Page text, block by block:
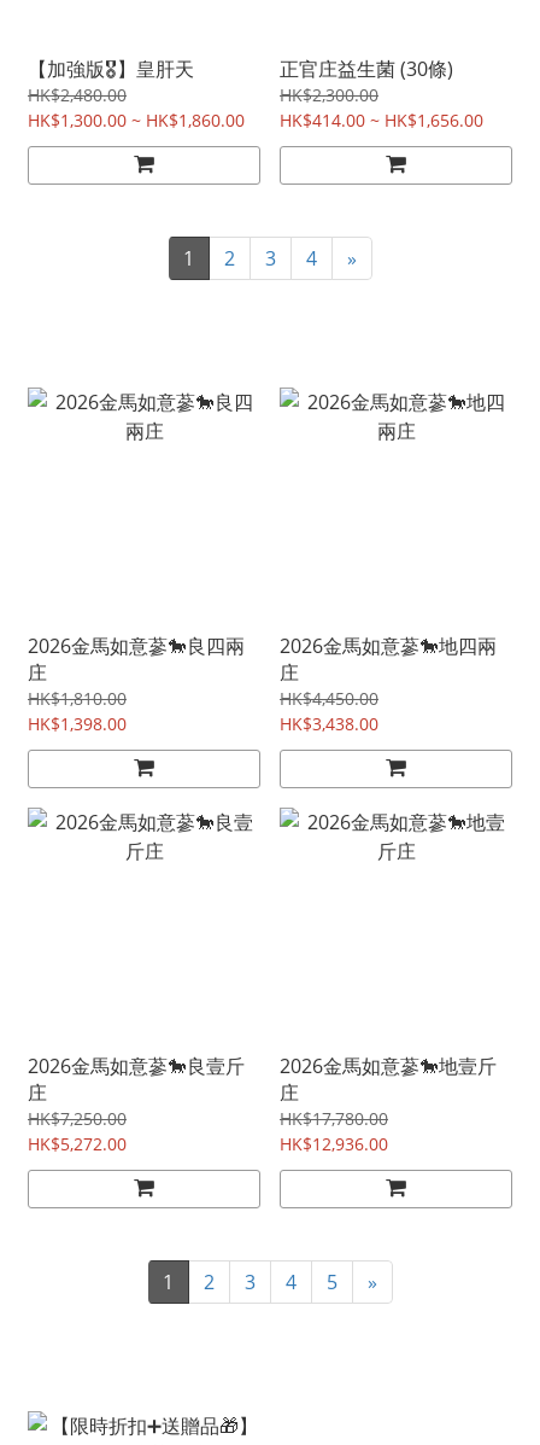
【加強版🎖️】皇肝天
HK$2,480.00
HK$1,300.00 ~ HK$1,860.00
正官庄益生菌 (30條)
HK$2,300.00
HK$414.00 ~ HK$1,656.00
1 2 3 4 »
2026金馬如意蔘🐎良四兩
庄
HK$1,810.00
HK$1,398.00
2026金馬如意蔘🐎地四兩
庄
HK$4,450.00
HK$3,438.00
2026金馬如意蔘🐎良壹斤
庄
HK$7,250.00
HK$5,272.00
2026金馬如意蔘🐎地壹斤
庄
HK$17,780.00
HK$12,936.00
1 2 3 4 5 »